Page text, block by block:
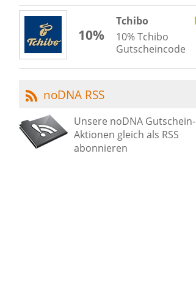
10%
Tchibo
10% Tchibo
Gutscheincode
noDNA RSS
Unsere noDNA Gutschein-
Aktionen gleich als RSS
abonnieren